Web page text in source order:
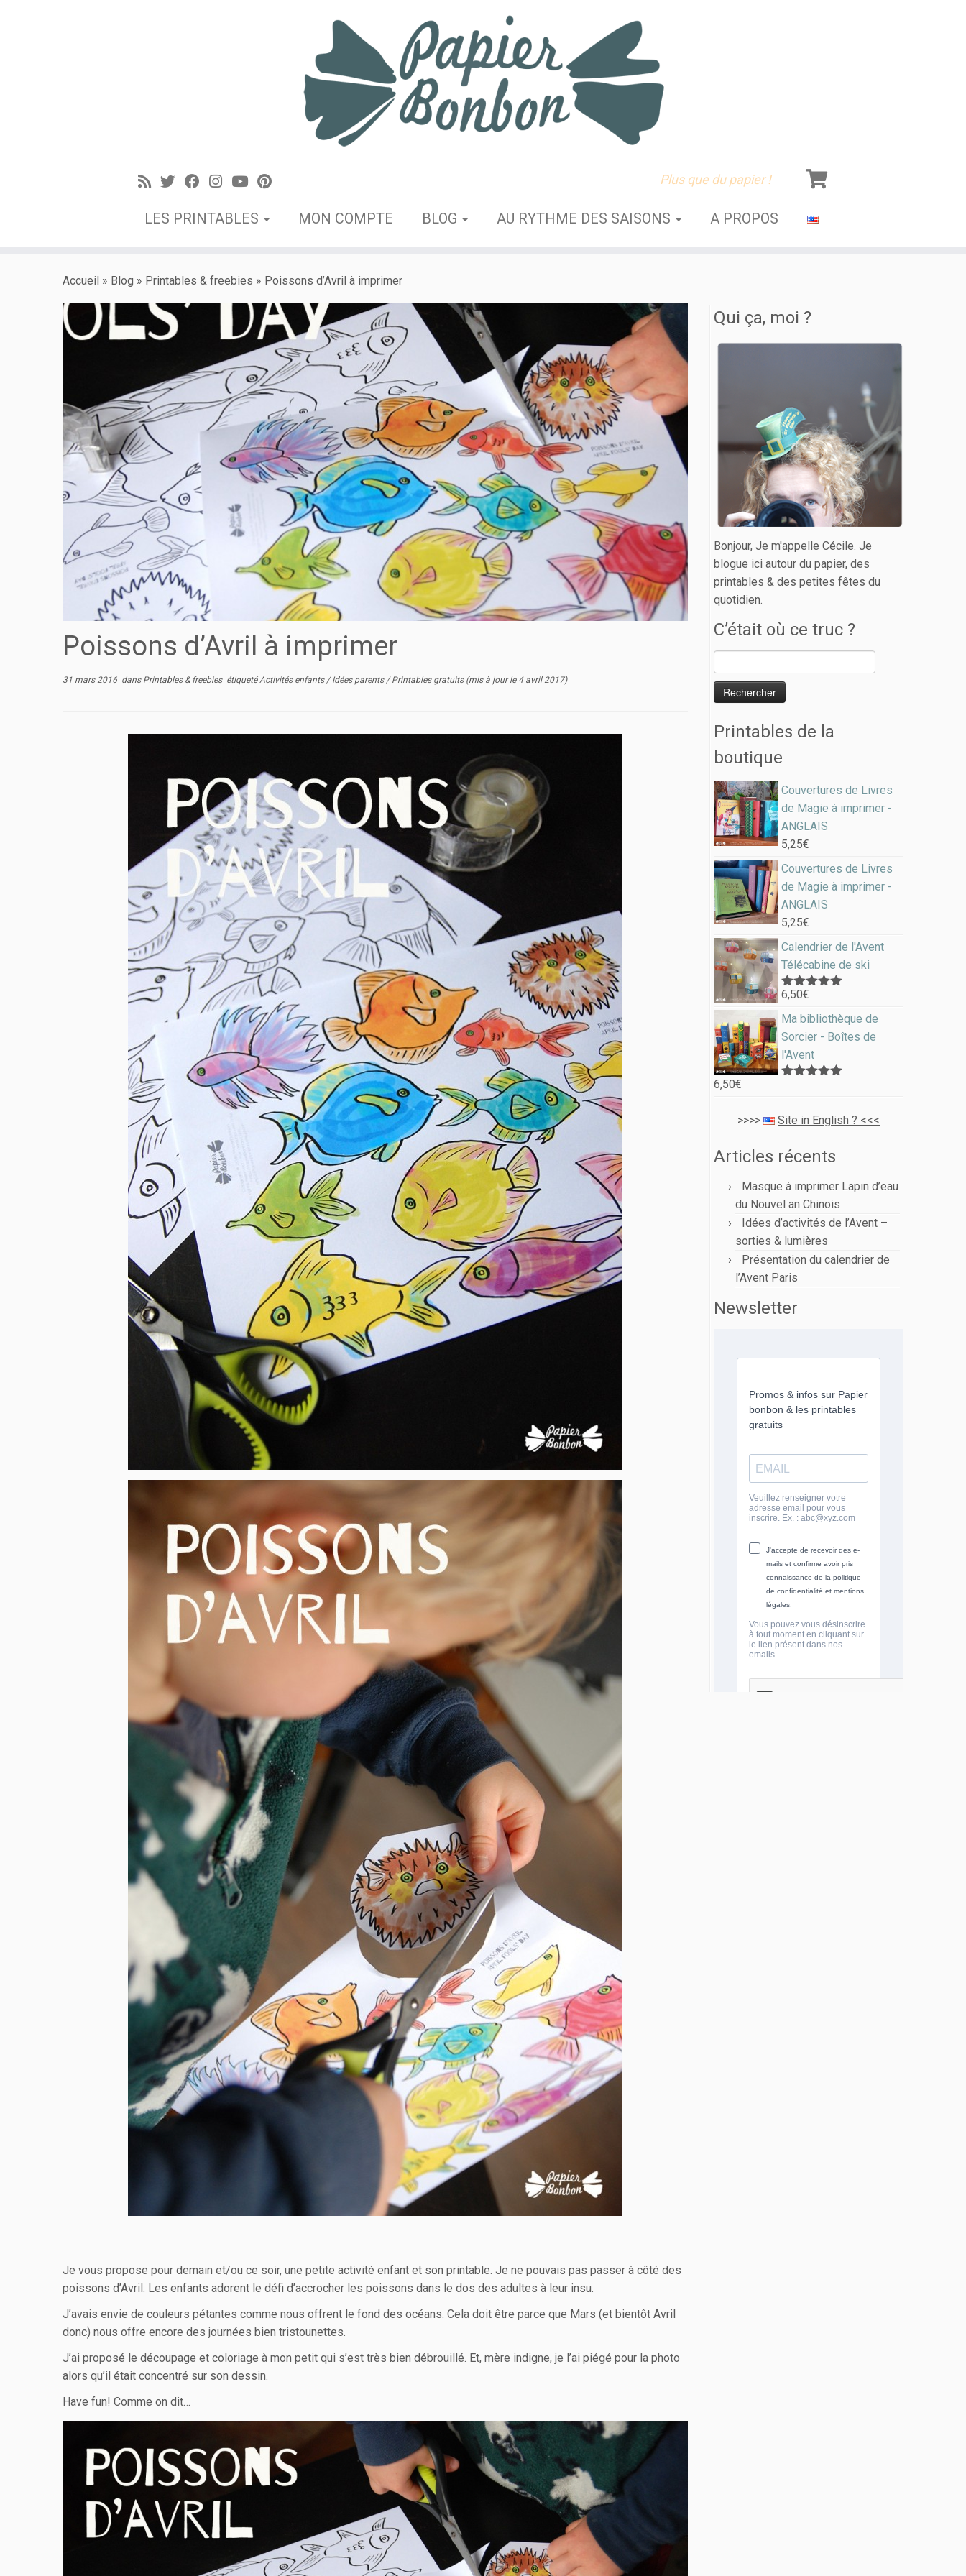
Plus que du papier !
LES PRINTABLES MON COMPTE BLOG AU RYTHME DES SAISONS A PROPOS
Accueil » Blog » Printables & freebies » Poissons d’Avril à imprimer
Poissons d’Avril à imprimer
31 mars 2016 dans Printables & freebies étiquetéActivités enfants/Idées parents/Printables gratuits (mis à jour le 4 avril 2017)
Je vous propose pour demain et/ou ce soir, une petite activité enfant et son printable. Je ne pouvais pas passer à côté des
poissons d’Avril. Les enfants adorent le défi d’accrocher les poissons dans le dos des adultes à leur insu.
J’avais envie de couleurs pétantes comme nous offrent le fond des océans. Cela doit être parce que Mars (et bientôt Avril
donc) nous offre encore des journées bien tristounettes.
J’ai proposé le découpage et coloriage à mon petit qui s’est très bien débrouillé. Et, mère indigne, je l’ai piégé pour la photo
alors qu’il était concentré sur son dessin.
Have fun! Comme on dit…
Qui ça, moi ?
Bonjour, Je m'appelle Cécile. Je
blogue ici autour du papier, des
printables & des petites fêtes du
quotidien.
C’était où ce truc ?
Printables de la
boutique
Couvertures de Livres
de Magie à imprimer -
ANGLAIS
5,25€
Couvertures de Livres
de Magie à imprimer -
ANGLAIS
5,25€
Calendrier de l'Avent
Télécabine de ski
Note
6,50€
Ma bibliothèque de
Sorcier - Boîtes de
l'Avent
6,50€
>>>> Site in English ? <<<
Articles récents
Masque à imprimer Lapin d’eau
du Nouvel an Chinois
Idées d’activités de l’Avent –
sorties & lumières
Présentation du calendrier de
l’Avent Paris
Newsletter